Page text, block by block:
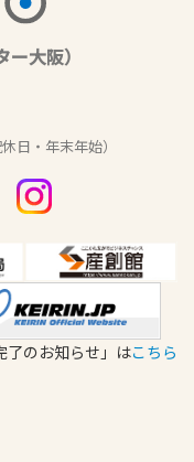
大阪）
日・年末年始）
了のお知らせ」はこちら